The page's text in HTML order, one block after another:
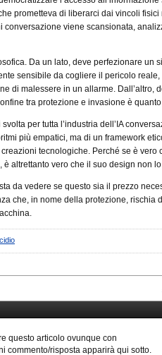
prometteva di liberarci dai vincoli fisici
viene scansionata,
Da un lato, deve perfezionare un
sensibile da cogliere il pericolo reale,
di malessere in un allarme. Dall’altro,
tra protezione e invasione è quanto
per tutta l’industria dell’IA
più empatici, ma di un framework
tecnologiche. Perché se è vero
altrettanto vero che il suo design non
da vedere se questo sia il prezzo
che, in nome della protezione, rischia
questo articolo ovunque con
commento/risposta apparirà qui sotto.